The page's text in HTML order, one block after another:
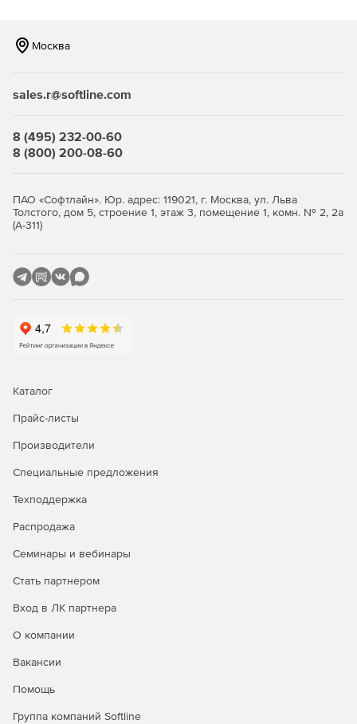
Москва
sales.r@softline.com
8 (495) 232-00-60
8 (800) 200-08-60
ПАО «Софтлайн». Юр. адрес: 119021, г. Москва, ул. Льва
Толстого, дом 5, строение 1, этаж 3, помещение 1, комн. № 2, 2а
(А-311)
Каталог
Прайс-листы
Производители
Специальные предложения
Техподдержка
Распродажа
Семинары и вебинары
Стать партнером
Вход в ЛК партнера
О компании
Вакансии
Помощь
Группа компаний Softline